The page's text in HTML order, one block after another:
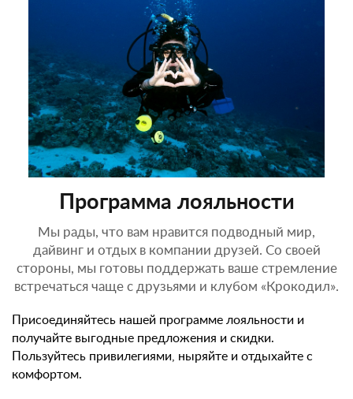
Программа лояльности
Мы рады, что вам нравится подводный мир,
дайвинг и отдых в компании друзей. Со своей
стороны, мы готовы поддержать ваше стремление
встречаться чаще с друзьями и клубом «Крокодил».
Присоединяйтесь нашей программе лояльности и
получайте выгодные предложения и скидки.
Пользуйтесь привилегиями, ныряйте и отдыхайте с
комфортом.